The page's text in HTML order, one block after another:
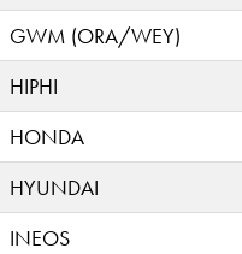
GWM (ORA/WEY)
HIPHI
HONDA
HYUNDAI
INEOS